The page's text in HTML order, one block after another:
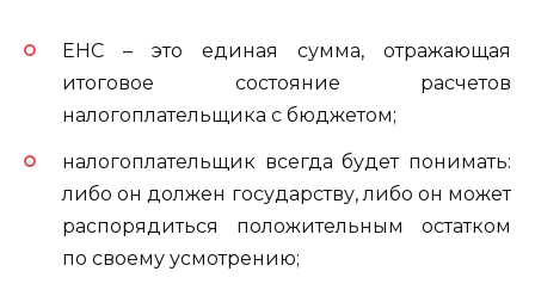
ЕНС – это единая сумма, отражающая
итоговое состояние расчетов
налогоплательщика с бюджетом;
налогоплательщик всегда будет понимать:
либо он должен государству, либо он может
распорядиться положительным остатком
по своему усмотрению;